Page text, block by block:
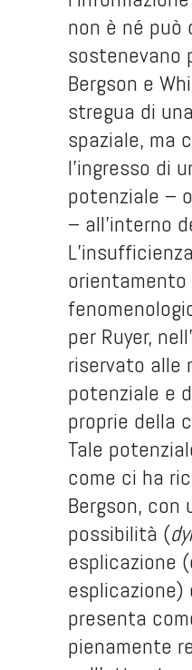
non è né
sostenevano
Bergson e
stregua di
spaziale, ma
l’ingresso di
potenziale –
– all’interno
per Ruyer,
riservato alle
potenziale e
proprie della
Tale
come ci ha
Bergson, con
possibilità (
esplicazione
esplicazione)
presenta
pienamente